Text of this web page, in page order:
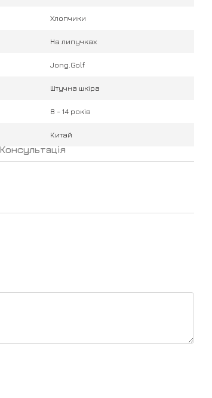
Хлопчики
На липучках
Jong.Golf
Штучна шкіра
8 - 14 років
Китай
Консультація